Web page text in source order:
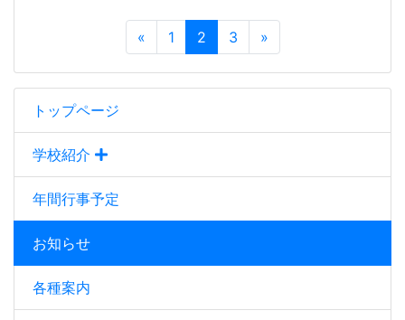
トップページ
学校紹介
年間行事予定
お知らせ
各種案内
« 1 2 3 »